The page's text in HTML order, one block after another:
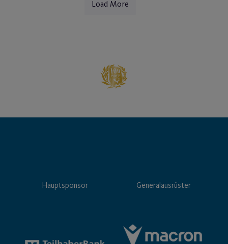
Load More
Hauptsponsor Generalausrüster